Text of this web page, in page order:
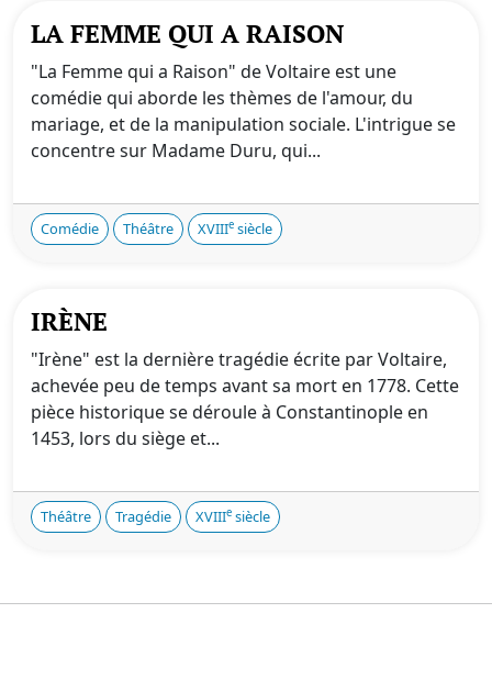
LA FEMME QUI A RAISON
"La Femme qui a Raison" de Voltaire est une
comédie qui aborde les thèmes de l'amour, du
mariage, et de la manipulation sociale. L'intrigue se
concentre sur Madame Duru, qui...
Comédie Théâtre XVIIIe siècle
IRÈNE
"Irène" est la dernière tragédie écrite par Voltaire,
achevée peu de temps avant sa mort en 1778. Cette
pièce historique se déroule à Constantinople en
1453, lors du siège et...
Théâtre Tragédie XVIIIe siècle